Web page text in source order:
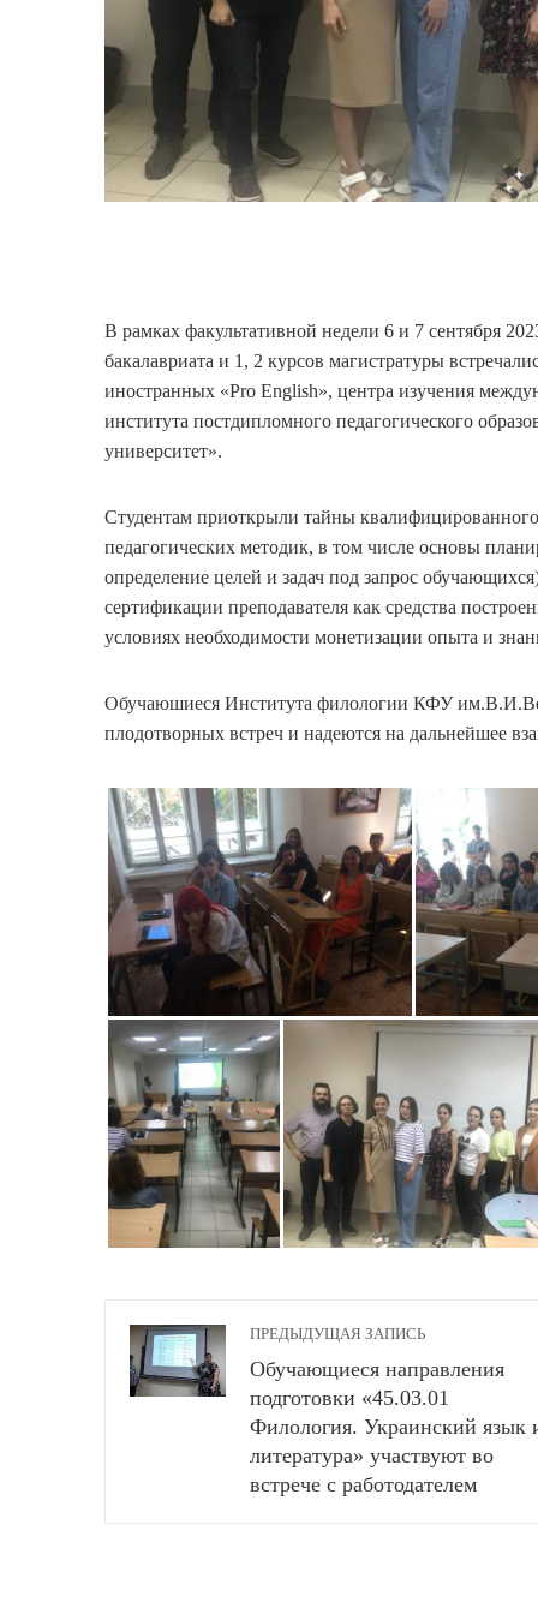
В рамках факультативной недели 6 и 7 сентября
бакалавриата и 1, 2 курсов магистратуры
иностранных «Pro English», центра изучения
института постдипломного педагогического
университет».
Студентам приоткрыли тайны
педагогических методик, в том числе основы
определение целей и задач под запрос
сертификации преподавателя как средства
условиях необходимости монетизации опыта и
Обучаюшиеся Института филологии КФУ
плодотворных встреч и надеются на дальнейшее
ПРЕДЫДУЩАЯ ЗАПИСЬ
Обучающиеся направления
подготовки «45.03.01
Филология. Украинский язык
литература» участвуют во
встрече с работодателем